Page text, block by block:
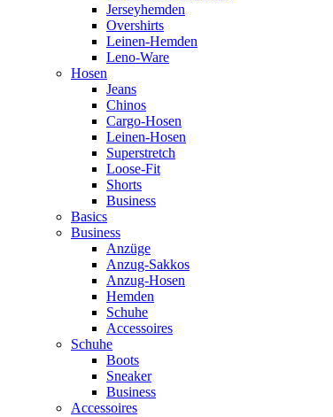
Jerseyhemden
Overshirts
Leinen-Hemden
Leno-Ware
Hosen
Jeans
Chinos
Cargo-Hosen
Leinen-Hosen
Superstretch
Loose-Fit
Shorts
Business
Basics
Business
Anzüge
Anzug-Sakkos
Anzug-Hosen
Hemden
Schuhe
Accessoires
Schuhe
Boots
Sneaker
Business
Accessoires